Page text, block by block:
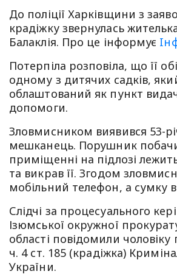
До поліції Харківщини з
крадіжку звернулась
Балаклія. Про це інформує
Потерпіла розповіла, що її
одному з дитячих садків,
облаштований як пункт
допомоги.
Зловмисником виявився 53-
мешканець. Порушник
приміщенні на підлозі
та викрав її. Згодом
мобільний телефон, а сумку
Слідчі за процесуального
Ізюмської окружної
області повідомили чоловіку
ч. 4 ст. 185 (крадіжка)
України.